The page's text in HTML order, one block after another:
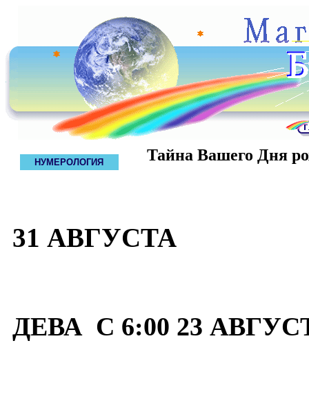
НУМЕРОЛОГИЯ Тайна Вашего Дня
31 АВГУСТА
ДЕВА С 6:00 23